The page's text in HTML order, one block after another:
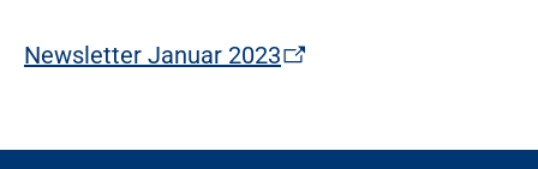
Newsletter Januar 2023